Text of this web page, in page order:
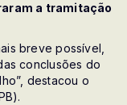
a tramitação
breve possível,
conclusões do
destacou o